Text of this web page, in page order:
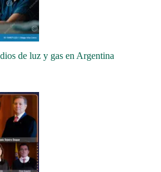
de luz y gas en Argentina